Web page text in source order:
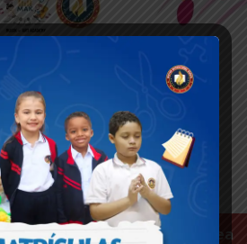
Pagos en línea